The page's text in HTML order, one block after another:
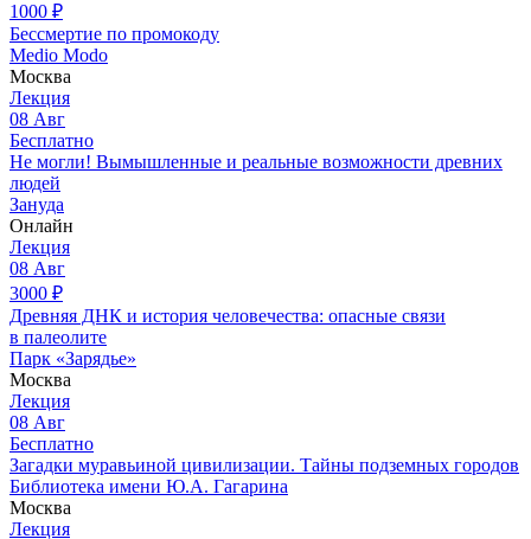
1000 ₽
Бессмертие по промокоду
Medio Modo
Москва
Лекция
08 Авг
Бесплатно
Не могли! Вымышленные и реальные возможности древних
людей
Зануда
Онлайн
Лекция
08 Авг
3000 ₽
Древняя ДНК и история человечества: опасные связи
в палеолите
Парк «Зарядье»
Москва
Лекция
08 Авг
Бесплатно
Загадки муравьиной цивилизации. Тайны подземных городов
Библиотека имени Ю.А. Гагарина
Москва
Лекция